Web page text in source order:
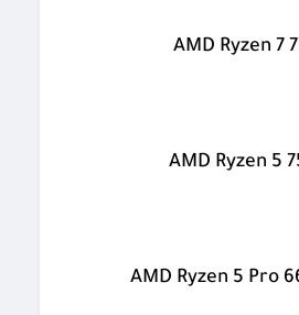
AMD Ryzen 7
AMD Ryzen 5
AMD Ryzen 5 Pro